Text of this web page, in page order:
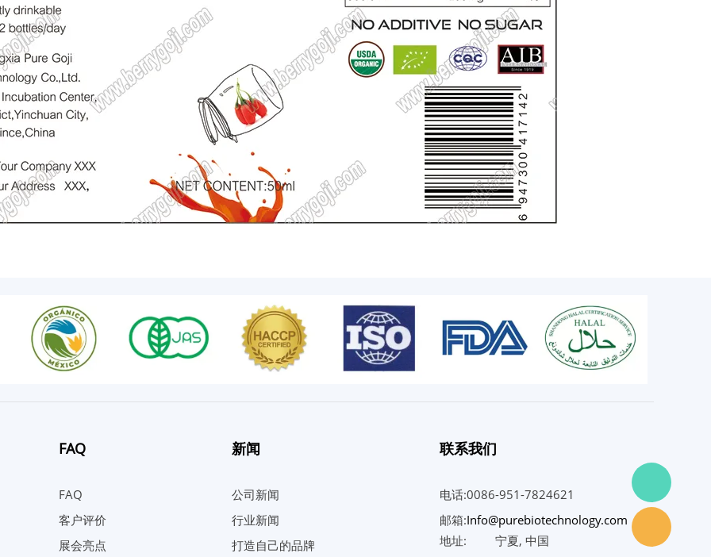
FAQ
FAQ
客户评价
展会亮点
新闻
公司新闻
行业新闻
打造自己的品牌
联系我们
电话:0086-951-7824621
邮箱:Info@purebiotechnology.com
地址:
宁夏, 中国